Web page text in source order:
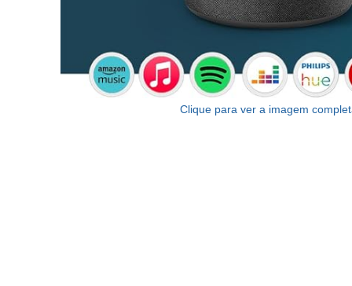
Clique para ver a imagem